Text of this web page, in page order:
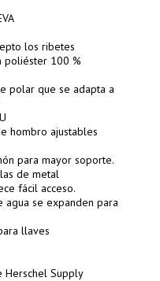
los ribetes
poliéster 100 %
polar que se adapta a
hombro ajustables
para mayor soporte.
de metal
fácil acceso.
se expanden para
llaves
Herschel Supply